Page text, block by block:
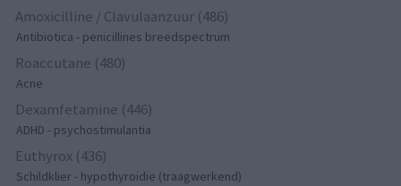
Amoxicilline / Clavulaanzuur (486)
Antibiotica - penicillines breedspectrum
Roaccutane (480)
Acne
Dexamfetamine (446)
ADHD - psychostimulantia
Euthyrox (436)
Schildklier - hypothyroidie (traagwerkend)